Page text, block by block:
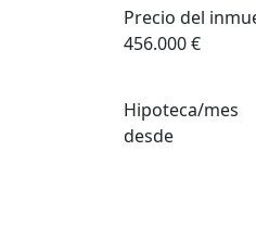
Precio del
456.000 €
Hipoteca/mes
desde